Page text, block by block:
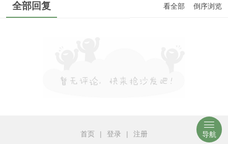
全部回复 看全部 倒序浏览
首页 | 登录 | 注册 导航